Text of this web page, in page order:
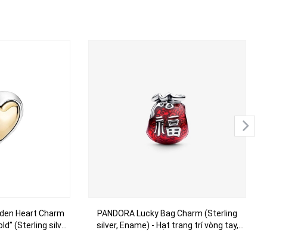
Heart Charm
(Sterling silver,
PANDORA Lucky Bag Charm (Sterling
silver, Ename) - Hạt trang trí vòng tay,